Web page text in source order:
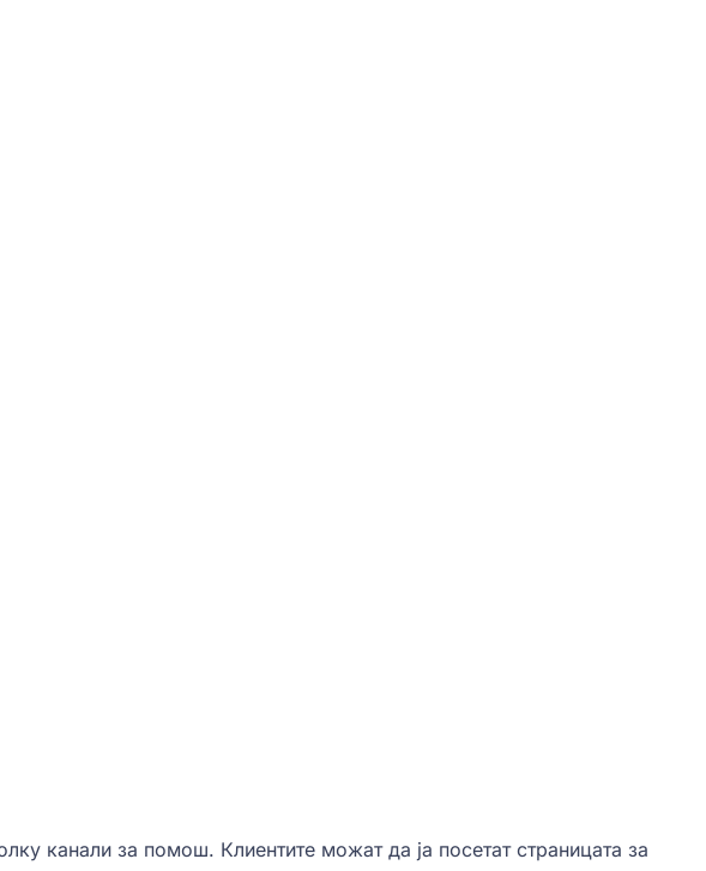
канали за помош. Клиентите можат да ја посетат страницата за